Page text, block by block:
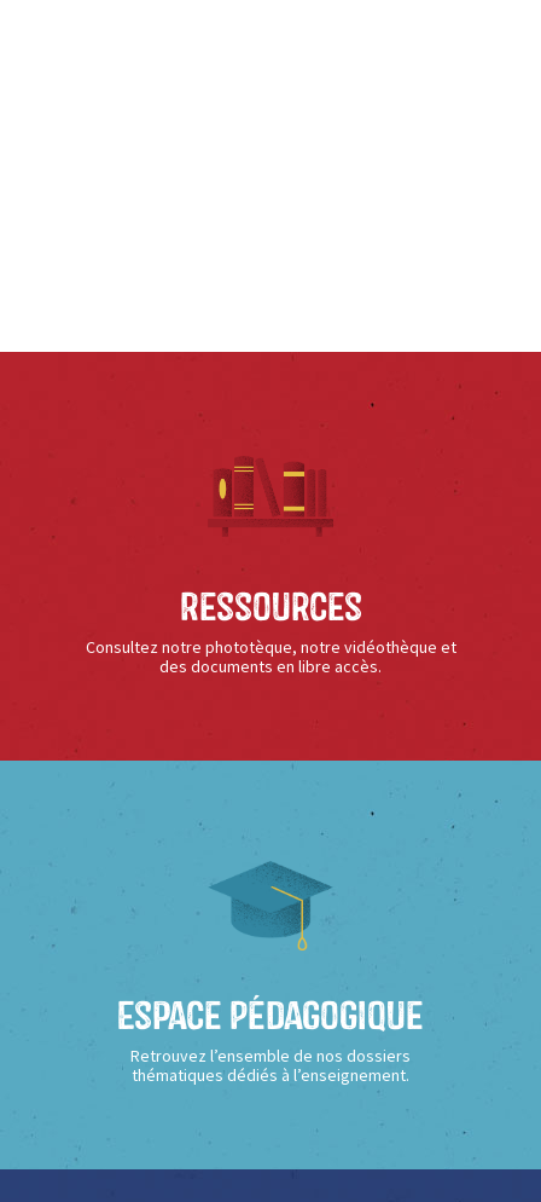
Ressources
Consultez notre phototèque, notre vidéothèque et
des documents en libre accès.
Espace Pédagogique
Retrouvez l’ensemble de nos dossiers
thématiques dédiés à l’enseignement.